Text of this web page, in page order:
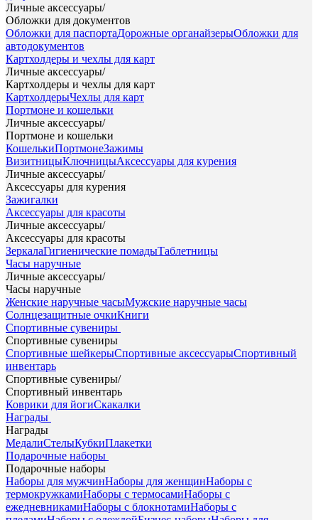
Личные аксессуары/
Обложки для документов
Обложки для паспортаДорожные органайзерыОбложки для
автодокументов
Картхолдеры и чехлы для карт
Личные аксессуары/
Картхолдеры и чехлы для карт
КартхолдерыЧехлы для карт
Портмоне и кошельки
Личные аксессуары/
Портмоне и кошельки
КошелькиПортмонеЗажимы
ВизитницыКлючницыАксессуары для курения
Личные аксессуары/
Аксессуары для курения
Зажигалки
Аксессуары для красоты
Личные аксессуары/
Аксессуары для красоты
ЗеркалаГигиенические помадыТаблетницы
Часы наручные
Личные аксессуары/
Часы наручные
Женские наручные часыМужские наручные часы
Солнцезащитные очкиКниги
Спортивные сувениры
Спортивные сувениры
Спортивные шейкерыСпортивные аксессуарыСпортивный
инвентарь
Спортивные сувениры/
Спортивный инвентарь
Коврики для йогиСкакалки
Награды
Награды
МедалиСтелыКубкиПлакетки
Подарочные наборы
Подарочные наборы
Наборы для мужчинНаборы для женщинНаборы с
термокружкамиНаборы с термосамиНаборы с
ежедневникамиНаборы с блокнотамиНаборы с